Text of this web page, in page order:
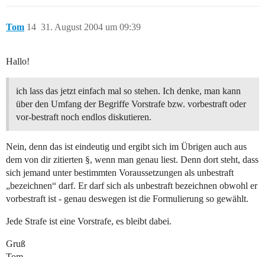
Tom 31. August 2004 um 09:39
14
Hallo!
ich lass das jetzt einfach mal so stehen. Ich denke, man kann
über den Umfang der Begriffe Vorstrafe bzw. vorbestraft oder
vor-bestraft noch endlos diskutieren.
Nein, denn das ist eindeutig und ergibt sich im Übrigen auch aus
dem von dir zitierten §, wenn man genau liest. Denn dort steht, dass
sich jemand unter bestimmten Voraussetzungen als unbestraft
„bezeichnen“ darf. Er darf sich als unbestraft bezeichnen obwohl er
vorbestraft ist - genau deswegen ist die Formulierung so gewählt.
Jede Strafe ist eine Vorstrafe, es bleibt dabei.
Gruß